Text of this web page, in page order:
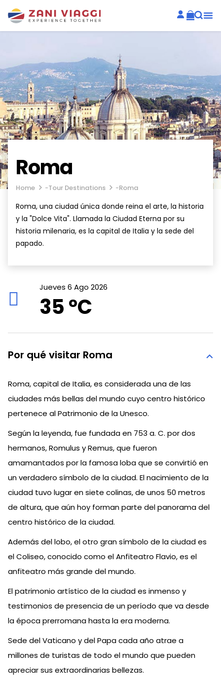
Roma
Home -Tour Destinations -Roma
Roma, una ciudad única donde reina el arte, la historia
y la "Dolce Vita". Llamada la Ciudad Eterna por su
historia milenaria, es la capital de Italia y la sede del
papado.
Jueves 6 Ago 2026
35 °C
Por qué visitar Roma
Roma, capital de Italia, es considerada una de las
ciudades más bellas del mundo cuyo centro histórico
pertenece al Patrimonio de la Unesco.
Según la leyenda, fue fundada en 753 a. C. por dos
hermanos, Romulus y Remus, que fueron
amamantados por la famosa loba que se convirtió en
un verdadero símbolo de la ciudad. El nacimiento de la
ciudad tuvo lugar en siete colinas, de unos 50 metros
de altura, que aún hoy forman parte del panorama del
centro histórico de la ciudad.
Además del lobo, el otro gran símbolo de la ciudad es
el Coliseo, conocido como el Anfiteatro Flavio, es el
anfiteatro más grande del mundo.
El patrimonio artístico de la ciudad es inmenso y
testimonios de presencia de un período que va desde
la época prerromana hasta la era moderna.
Sede del Vaticano y del Papa cada año atrae a
millones de turistas de todo el mundo que pueden
apreciar sus extraordinarias bellezas.